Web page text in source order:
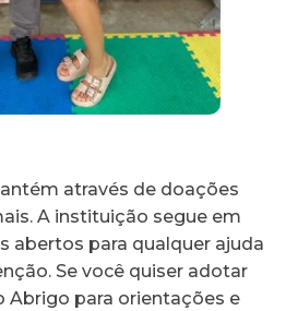
através de doações
A instituição segue em
abertos para qualquer ajuda
Se você quiser adotar
Abrigo para orientações e